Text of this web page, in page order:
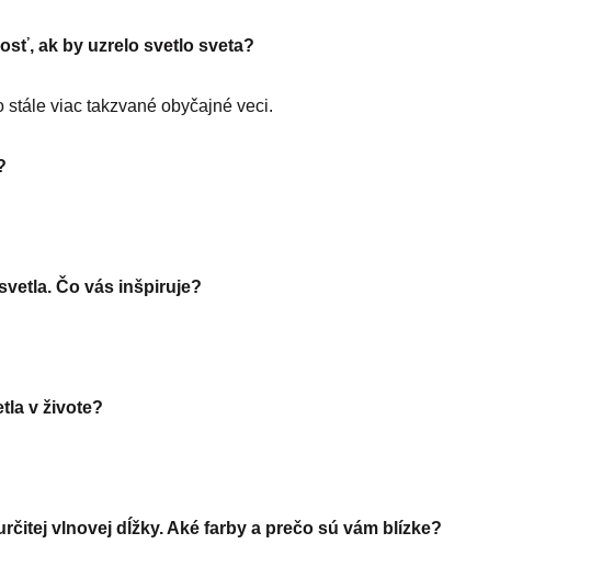
ak by uzrelo svetlo sveta?
stále viac takzvané obyčajné veci.
Čo vás inšpiruje?
v živote?
vlnovej dĺžky. Aké farby a prečo sú vám blízke?